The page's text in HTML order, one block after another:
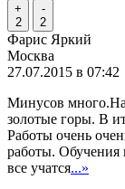
+
2
-
2
Фарис Яркий
Москва
27.07.2015 в 07:42
Минусов
золотые горы. В
Работы очень
работы. Обучения
все учатся...»